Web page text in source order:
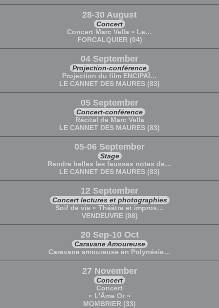
28-30 August
Concert
Concert Marc Vella « Le…
FORCALQUIER (04)
04 September
Projection-conférence
Projection du film ENCIPAÏ…
LE CANNET DES MAURES (83)
05 September
Concert-conférence
Récital de Marc Vella
LE CANNET DES MAURES (83)
05-06 September
Stage
Rendre belles les fausses notes de…
LE CANNET DES MAURES (83)
12 September
Concert lectures et photographies
Soif de vie « Théâtre et impros…
VENDEUVRE (86)
20 Sep-10 Oct
Caravane Amoureuse
Caravane amoureuse en Polynésie…
27 November
Concert
Concert
« L'Âme Or »
MOMBRIER (33)